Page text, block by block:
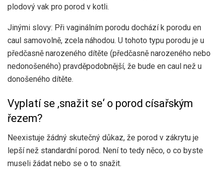
plodový vak pro porod v kotli.
Jinými slovy: Při vaginálním porodu dochází k porodu en
caul samovolně, zcela náhodou. U tohoto typu porodu je u
předčasně narozeného dítěte (předčasně narozeného nebo
nedonošeného) pravděpodobnější, že bude en caul než u
donošeného dítěte.
Vyplatí se ‚snažit se‘ o porod císařským
řezem?
Neexistuje žádný skutečný důkaz, že porod v zákrytu je
lepší než standardní porod. Není to tedy něco, o co byste
museli žádat nebo se o to snažit.